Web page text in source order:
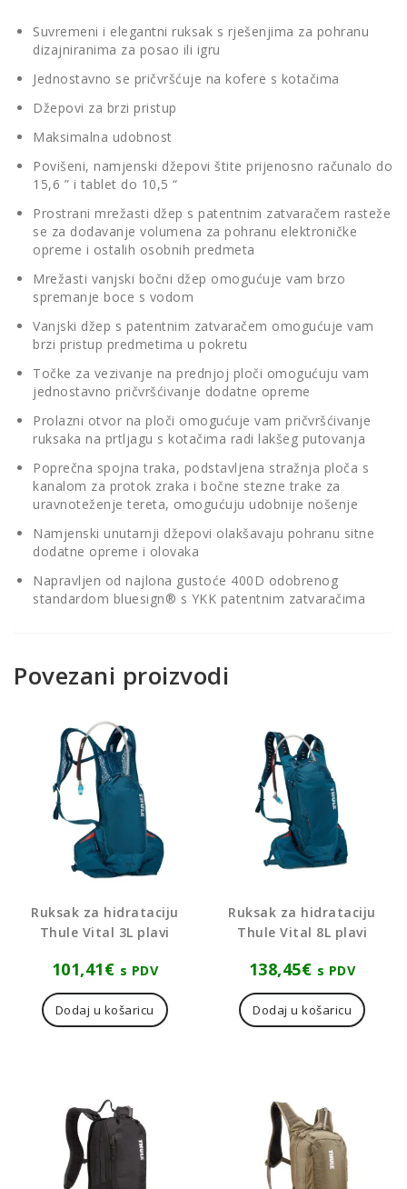
Suvremeni i elegantni ruksak s rješenjima za pohranu
dizajniranima za posao ili igru
Jednostavno se pričvršćuje na kofere s kotačima
Džepovi za brzi pristup
Maksimalna udobnost
Povišeni, namjenski džepovi štite prijenosno računalo do
15,6 ” i tablet do 10,5 “
Prostrani mrežasti džep s patentnim zatvaračem rasteže
se za dodavanje volumena za pohranu elektroničke
opreme i ostalih osobnih predmeta
Mrežasti vanjski bočni džep omogućuje vam brzo
spremanje boce s vodom
Vanjski džep s patentnim zatvaračem omogućuje vam
brzi pristup predmetima u pokretu
Točke za vezivanje na prednjoj ploči omogućuju vam
jednostavno pričvršćivanje dodatne opreme
Prolazni otvor na ploči omogućuje vam pričvršćivanje
ruksaka na prtljagu s kotačima radi lakšeg putovanja
Poprečna spojna traka, podstavljena stražnja ploča s
kanalom za protok zraka i bočne stezne trake za
uravnoteženje tereta, omogućuju udobnije nošenje
Namjenski unutarnji džepovi olakšavaju pohranu sitne
dodatne opreme i olovaka
Napravljen od najlona gustoće 400D odobrenog
standardom bluesign® s YKK patentnim zatvaračima
Povezani proizvodi
Ruksak za hidrataciju
Thule Vital 3L plavi
101,41€ s PDV
Dodaj u košaricu
Ruksak za hidrataciju
Thule Vital 8L plavi
138,45€ s PDV
Dodaj u košaricu